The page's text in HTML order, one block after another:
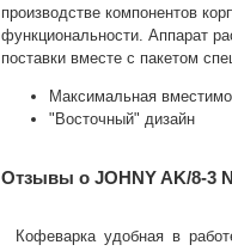
производстве компонентов
функциональности. Аппарат
поставки вместе с пакетом
Максимальная
"Восточный" дизайн
Отзывы о JOHNY AK/8-3
Кофеварка удобная в